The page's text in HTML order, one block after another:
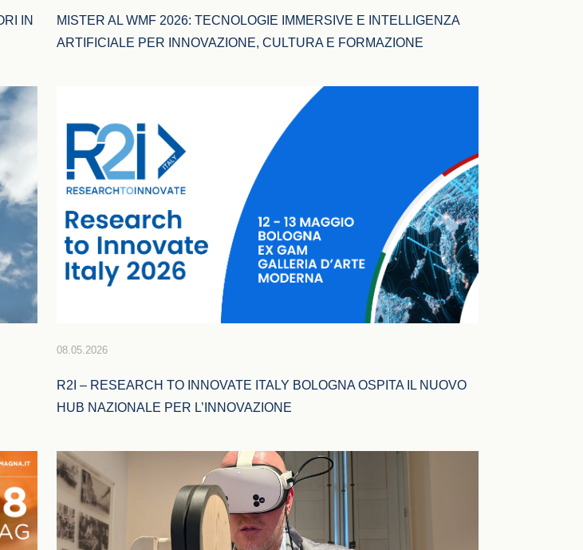
IN
MISTER AL WMF 2026: TECNOLOGIE IMMERSIVE E INTELLIGENZA
ARTIFICIALE PER INNOVAZIONE, CULTURA E FORMAZIONE
08.05.2026
R2I – RESEARCH TO INNOVATE ITALY BOLOGNA OSPITA IL NUOVO
HUB NAZIONALE PER L’INNOVAZIONE